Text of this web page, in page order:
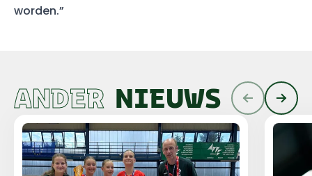
worden.”
ANDER NIEUWS